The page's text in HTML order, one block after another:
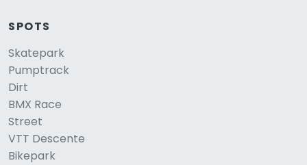
SPOTS
Skatepark
Pumptrack
Dirt
BMX Race
Street
VTT Descente
Bikepark